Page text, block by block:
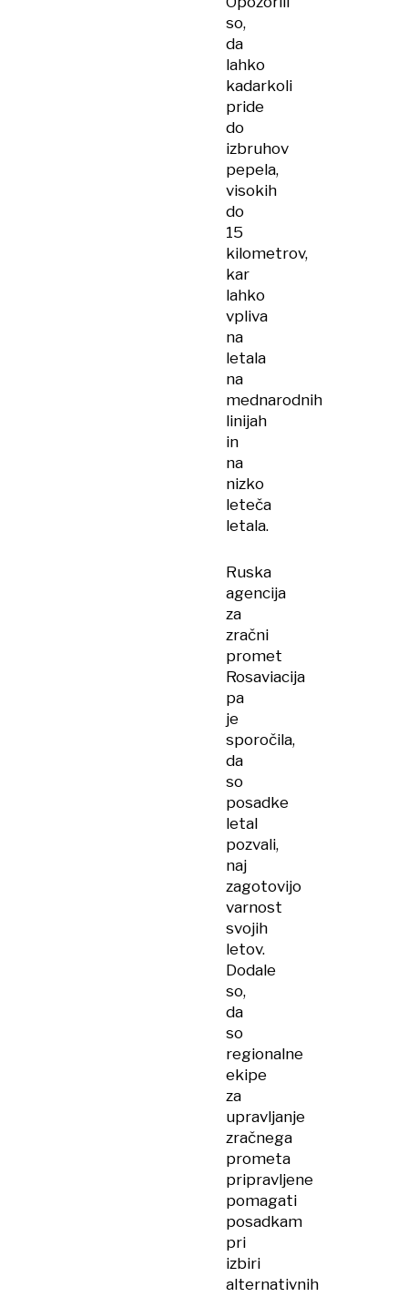
so,
da
lahko
kadarkoli
pride
do
izbruhov
pepela,
visokih
do
15
kilometrov,
kar
lahko
vpliva
na
letala
na
mednarodnih
linijah
in
na
nizko
leteča
letala.
Ruska
agencija
za
zračni
promet
Rosaviacija
pa
je
sporočila,
da
so
posadke
letal
pozvali,
naj
zagotovijo
varnost
svojih
letov.
Dodale
so,
da
so
regionalne
ekipe
za
upravljanje
zračnega
prometa
pripravljene
pomagati
posadkam
pri
izbiri
alternativnih